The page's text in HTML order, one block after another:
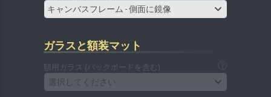
キャンバスフレーム - 側面に鏡像
ガラスと額装マット
額用ガラス (バックボードを含む)
選択してください